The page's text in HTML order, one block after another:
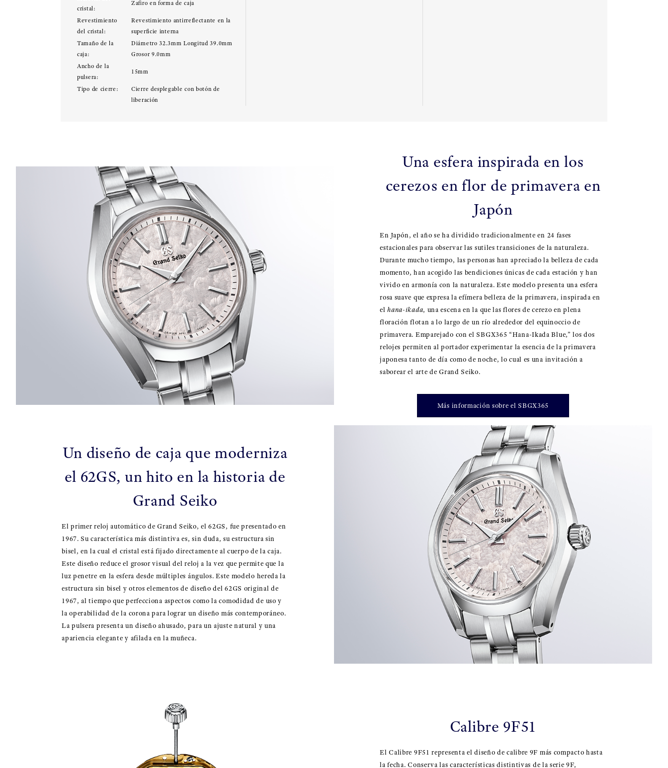
cristal:
Zafiro en forma de caja
Revestimiento
del cristal:
Revestimiento antirreflectante en la
superficie interna
Tamaño de la
caja:
Diámetro 32.3mm Longitud 39.0mm
Grosor 9.0mm
Ancho de la
pulsera:
15mm
Tipo de cierre:
Cierre desplegable con botón de
liberación
Una esfera inspirada en los
cerezos en flor de primavera en
Japón
En Japón, el año se ha dividido tradicionalmente en 24 fases
estacionales para observar las sutiles transiciones de la naturaleza.
Durante mucho tiempo, las personas han apreciado la belleza de cada
momento, han acogido las bendiciones únicas de cada estación y han
vivido en armonía con la naturaleza. Este modelo presenta una esfera
rosa suave que expresa la efímera belleza de la primavera, inspirada en
elhana-ikada, una escena en la que las flores de cerezo en plena
floración flotan a lo largo de un río alrededor del equinoccio de
primavera. Emparejado con el SBGX365 “Hana-Ikada Blue,” los dos
relojes permiten al portador experimentar la esencia de la primavera
japonesa tanto de día como de noche, lo cual es una invitación a
saborear el arte de Grand Seiko.
Más información sobre el SBGX365
Un diseño de caja que moderniza
el 62GS, un hito en la historia de
Grand Seiko
El primer reloj automático de Grand Seiko, el 62GS, fue presentado en
1967. Su característica más distintiva es, sin duda, su estructura sin
bisel, en la cual el cristal está fijado directamente al cuerpo de la caja.
Este diseño reduce el grosor visual del reloj a la vez que permite que la
luz penetre en la esfera desde múltiples ángulos. Este modelo hereda la
estructura sin bisel y otros elementos de diseño del 62GS original de
1967, al tiempo que perfecciona aspectos como la comodidad de uso y
la operabilidad de la corona para lograr un diseño más contemporáneo.
La pulsera presenta un diseño ahusado, para un ajuste natural y una
apariencia elegante y afilada en la muñeca.
Calibre 9F51
El Calibre 9F51 representa el diseño de calibre 9F más compacto hasta
la fecha. Conserva las características distintivas de la serie 9F,